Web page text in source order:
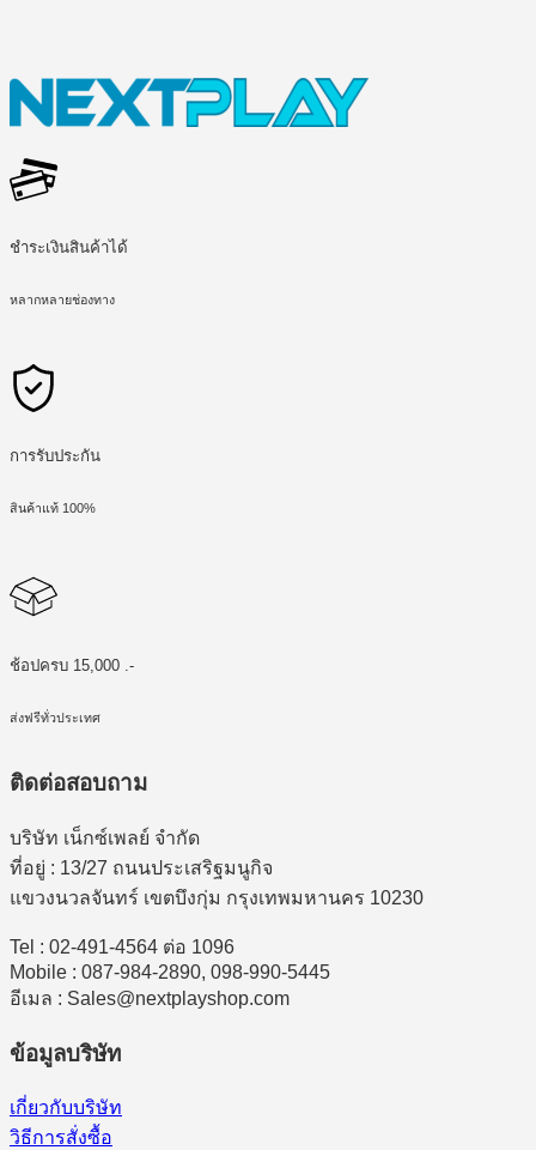
ชำระเงินสินค้าได้
หลากหลายช่องทาง
การรับประกัน
สินค้าแท้ 100%
ช้อปครบ 15,000 .-
ส่งฟรีทั่วประเทศ
ติดต่อสอบถาม
บริษัท เน็กซ์เพลย์ จำกัด
ที่อยู่ : 13/27 ถนนประเสริฐมนูกิจ
แขวงนวลจันทร์ เขตบึงกุ่ม กรุงเทพมหานคร 10230
Tel : 02-491-4564 ต่อ 1096
Mobile : 087-984-2890, 098-990-5445
อีเมล : Sales@nextplayshop.com
ข้อมูลบริษัท
เกี่ยวกับบริษัท
วิธีการสั่งซื้อ